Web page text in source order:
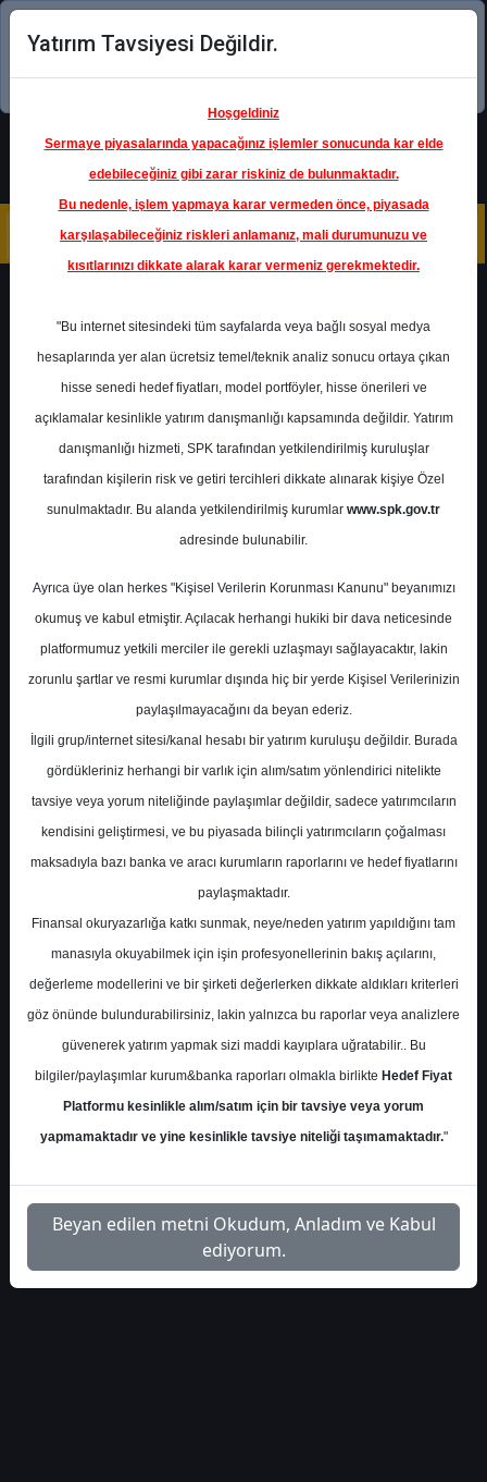
Şimdi uygulamayı indirin!
Ana Sayfa Raporlar
Phillip Capital
Rapor Detay
Enerji Bülteni
Phillip Capital 17 Kasım 2025
Enerji Bülteni
S.No Dosya Adı İndir
1
phillip-capital-enerji-
bulteni-56543
İlgili
Dosyayı İndir
Yatırım Tavsiyesi Değildir.
Hoşgeldiniz
Sermaye piyasalarında yapacağınız işlemler sonucunda kar elde
edebileceğiniz gibi zarar riskiniz de bulunmaktadır.
Bu nedenle, işlem yapmaya karar vermeden önce, piyasada
karşılaşabileceğiniz riskleri anlamanız, mali durumunuzu ve
kısıtlarınızı dikkate alarak karar vermeniz gerekmektedir.
"Bu internet sitesindeki tüm sayfalarda veya bağlı sosyal medya
hesaplarında yer alan ücretsiz temel/teknik analiz sonucu ortaya çıkan
hisse senedi hedef fiyatları, model portföyler, hisse önerileri ve
açıklamalar kesinlikle yatırım danışmanlığı kapsamında değildir. Yatırım
danışmanlığı hizmeti, SPK tarafından yetkilendirilmiş kuruluşlar
tarafından kişilerin risk ve getiri tercihleri dikkate alınarak kişiye Özel
sunulmaktadır. Bu alanda yetkilendirilmiş kurumlar www.spk.gov.tr
adresinde bulunabilir.
Ayrıca üye olan herkes "Kişisel Verilerin Korunması Kanunu" beyanımızı
okumuş ve kabul etmiştir. Açılacak herhangi hukiki bir dava neticesinde
platformumuz yetkili merciler ile gerekli uzlaşmayı sağlayacaktır, lakin
zorunlu şartlar ve resmi kurumlar dışında hiç bir yerde Kişisel Verilerinizin
paylaşılmayacağını da beyan ederiz.
İlgili grup/internet sitesi/kanal hesabı bir yatırım kuruluşu değildir. Burada
gördükleriniz herhangi bir varlık için alım/satım yönlendirici nitelikte
tavsiye veya yorum niteliğinde paylaşımlar değildir, sadece yatırımcıların
kendisini geliştirmesi, ve bu piyasada bilinçli yatırımcıların çoğalması
maksadıyla bazı banka ve aracı kurumların raporlarını ve hedef fiyatlarını
paylaşmaktadır.
Finansal okuryazarlığa katkı sunmak, neye/neden yatırım yapıldığını tam
manasıyla okuyabilmek için işin profesyonellerinin bakış açılarını,
değerleme modellerini ve bir şirketi değerlerken dikkate aldıkları kriterleri
göz önünde bulundurabilirsiniz, lakin yalnızca bu raporlar veya analizlere
güvenerek yatırım yapmak sizi maddi kayıplara uğratabilir.. Bu
bilgiler/paylaşımlar kurum&banka raporları olmakla birlikte Hedef Fiyat
Platformu kesinlikle alım/satım için bir tavsiye veya yorum
yapmamaktadır ve yine kesinlikle tavsiye niteliği taşımamaktadır."
Beyan edilen metni Okudum, Anladım ve Kabul
ediyorum.